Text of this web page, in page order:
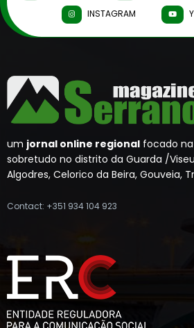
INSTAGRAM
um jornal online regional focado
sobretudo no distrito da Guarda /
Algodres, Celorico da Beira, Gouveia,
Contact: +351 934 104 923